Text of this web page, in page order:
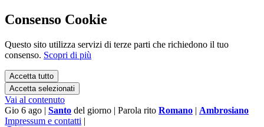
Consenso Cookie
Questo sito utilizza servizi di terze parti che richiedono il tuo
consenso. Scopri di più
Accetta tutto
Accetta selezionati
Vai al contenuto
Gio 6 ago | Santo del giorno | Parola rito Romano | Ambrosiano
Impressum e contatti |